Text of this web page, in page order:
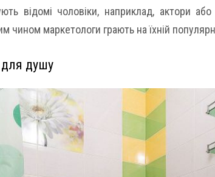
відомі чоловіки, наприклад, актори
чином маркетологи грають на їхній
для душу